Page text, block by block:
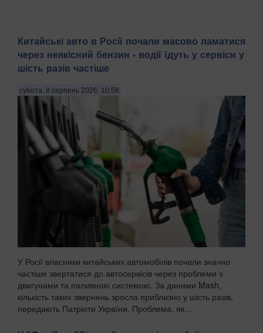
Китайські авто в Росії почали масово ламатися
через неякісний бензин - водії їдуть у сервіси у
шість разів частіше
субота, 8 серпень 2026, 10:58
У Росії власники китайських автомобілів почали значно
частіше звертатися до автосервісів через проблеми з
двигунами та паливною системою. За даними Mash,
кількість таких звернень зросла приблизно у шість разів,
передають Патріоти України. Проблема, як...